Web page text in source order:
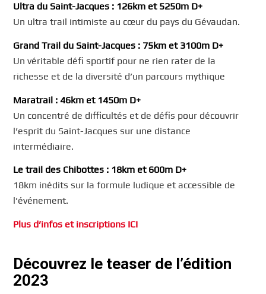
Ultra du Saint-Jacques : 126km et 5250m D+
Un ultra trail intimiste au cœur du pays du Gévaudan.
Grand Trail du Saint-Jacques : 75km et 3100m D+
Un véritable défi sportif pour ne rien rater de la
richesse et de la diversité d’un parcours mythique
Maratrail : 46km et 1450m D+
Un concentré de difficultés et de défis pour découvrir
l’esprit du Saint-Jacques sur une distance
intermédiaire.
Le trail des Chibottes : 18km et 600m D+
18km inédits sur la formule ludique et accessible de
l’événement.
Plus d’infos et inscriptions ICI
Découvrez le teaser de l’édition
2023